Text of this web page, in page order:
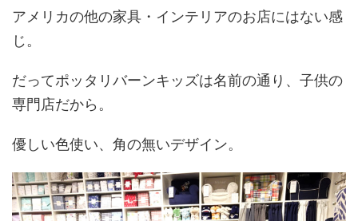
アメリカの他の家具・インテリアのお店にはない感
じ。
だってポッタリバーンキッズは名前の通り、子供の
専門店だから。
優しい色使い、角の無いデザイン。